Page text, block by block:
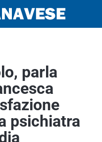
parla
psichiatra